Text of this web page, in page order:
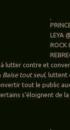
LEYA
ROCK
lutter contre et
Baise tout seul, luttent
tout le public
s’éloignent de